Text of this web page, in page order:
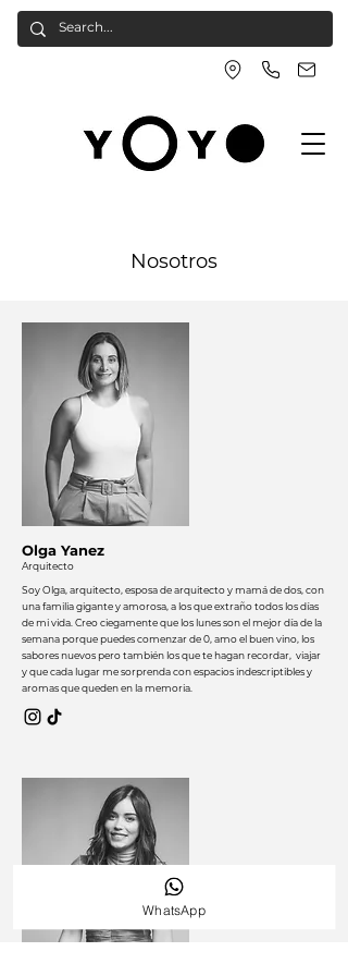
Nosotros
Olga Yanez
Arquitecto
Soy Olga, arquitecto, esposa de arquitecto y mamá de dos, con
una familia gigante y amorosa, a los que extraño todos los días
de mi vida. Creo ciegamente que los lunes son el mejor día de la
semana porque puedes comenzar de 0, amo el buen vino, los
sabores nuevos pero también los que te hagan recordar, viajar
y que cada lugar me sorprenda con espacios indescriptibles y
aromas que queden en la memoria.
WhatsApp